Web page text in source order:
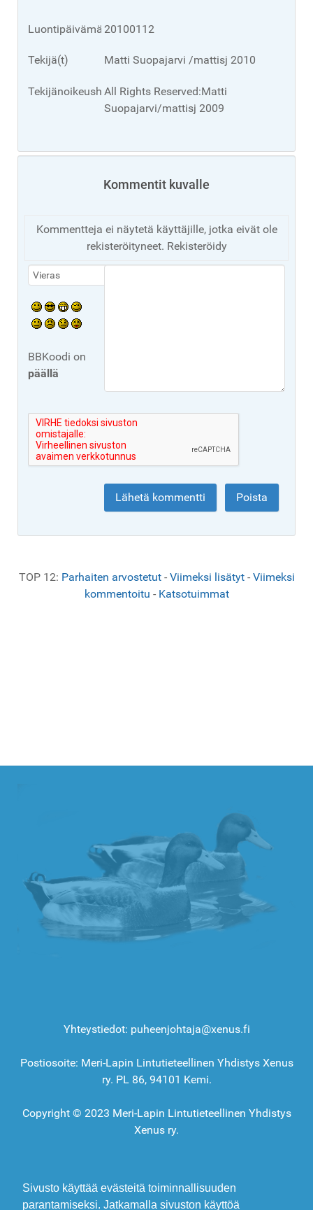
Sivusto käyttää evästeitä toiminnallisuuden
parantamiseksi. Jatkamalla sivuston käyttöä
Luontipäivämäärä20100112
Tekijä(t) Matti Suopajarvi /mattisj 2010
TekijänoikeushuomioitaAll Rights Reserved:Matti
Suopajarvi/mattisj 2009
Kommentit kuvalle
Kommentteja ei näytetä käyttäjille, jotka eivät ole
rekisteröityneet. Rekisteröidy
BBKoodi on
päällä
TOP 12: Parhaiten arvostetut- Viimeksi lisätyt- Viimeksi
kommentoitu - Katsotuimmat
Yhteystiedot: puheenjohtaja@xenus.fi
Postiosoite: Meri-Lapin Lintutieteellinen Yhdistys Xenus
ry. PL 86, 94101 Kemi.
Copyright © 2023 Meri-Lapin Lintutieteellinen Yhdistys
Xenus ry.